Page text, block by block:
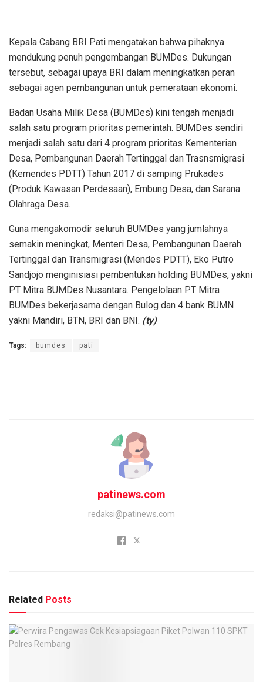
Kepala Cabang BRI Pati mengatakan bahwa pihaknya
mendukung penuh pengembangan BUMDes. Dukungan
tersebut, sebagai upaya BRI dalam meningkatkan peran
sebagai agen pembangunan untuk pemerataan ekonomi.
Badan Usaha Milik Desa (BUMDes) kini tengah menjadi
salah satu program prioritas pemerintah. BUMDes sendiri
menjadi salah satu dari 4 program prioritas Kementerian
Desa, Pembangunan Daerah Tertinggal dan Trasnsmigrasi
(Kemendes PDTT) Tahun 2017 di samping Prukades
(Produk Kawasan Perdesaan), Embung Desa, dan Sarana
Olahraga Desa.
Guna mengakomodir seluruh BUMDes yang jumlahnya
semakin meningkat, Menteri Desa, Pembangunan Daerah
Tertinggal dan Transmigrasi (Mendes PDTT), Eko Putro
Sandjojo menginisiasi pembentukan holding BUMDes, yakni
PT Mitra BUMDes Nusantara. Pengelolaan PT Mitra
BUMDes bekerjasama dengan Bulog dan 4 bank BUMN
yakni Mandiri, BTN, BRI dan BNI. (ty)
Tags: bumdes pati
patinews.com
redaksi@patinews.com
Related Posts